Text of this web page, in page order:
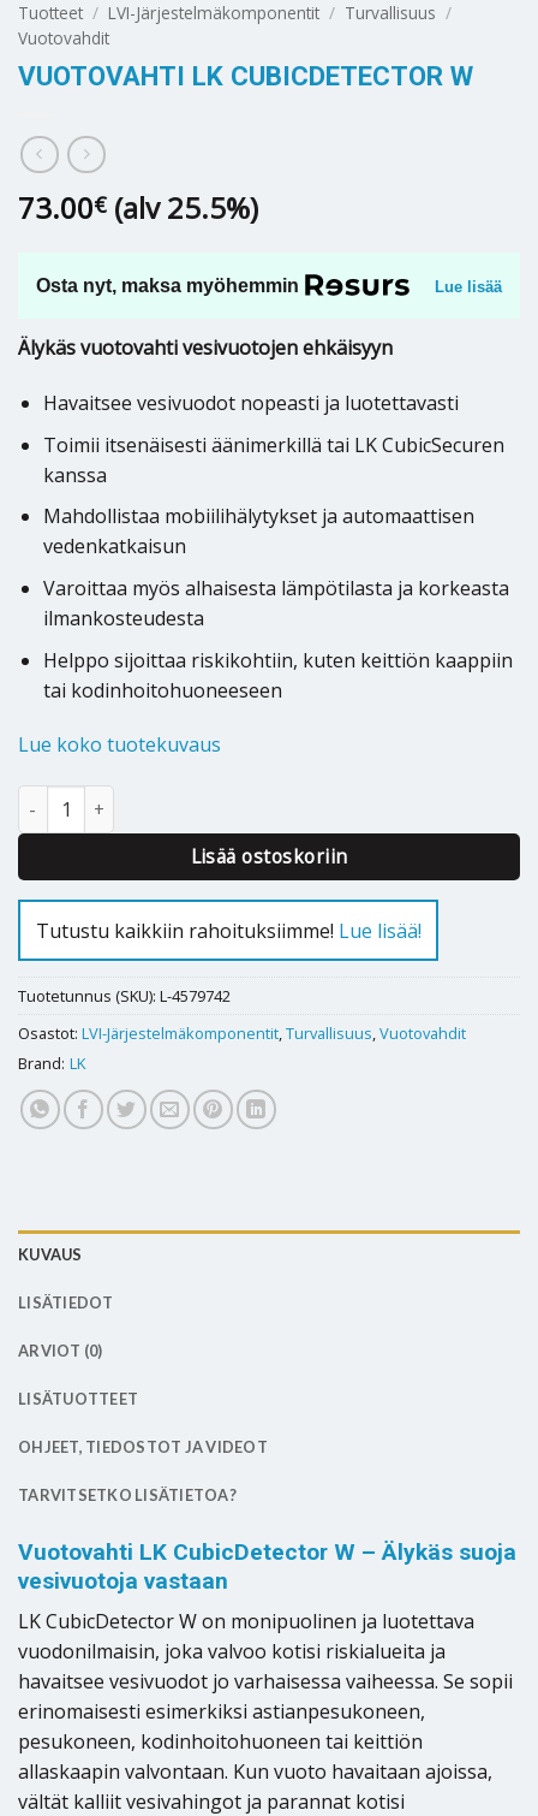
Tuotteet / LVI-Järjestelmäkomponentit / Turvallisuus /
Vuotovahdit
VUOTOVAHTI LK CUBICDETECTOR W
73.00€ (alv 25.5%)
Osta nyt, maksa myöhemmin Lue lisää
Älykäs vuotovahti vesivuotojen ehkäisyyn
Havaitsee vesivuodot nopeasti ja luotettavasti
Toimii itsenäisesti äänimerkillä tai LK CubicSecuren
kanssa
Mahdollistaa mobiilihälytykset ja automaattisen
vedenkatkaisun
Varoittaa myös alhaisesta lämpötilasta ja korkeasta
ilmankosteudesta
Helppo sijoittaa riskikohtiin, kuten keittiön kaappiin
tai kodinhoitohuoneeseen
Lue koko tuotekuvaus
Vuotovahti LK CubicDetector W määrä
Lisää ostoskoriin
Tutustu kaikkiin rahoituksiimme! Lue lisää!
Tuotetunnus (SKU): L-4579742
Osastot: LVI-Järjestelmäkomponentit Turvallisuus Vuotovahdit
Brand: LK
KUVAUS
LISÄTIEDOT
ARVIOT (0)
LISÄTUOTTEET
OHJEET, TIEDOSTOT JA VIDEOT
TARVITSETKO LISÄTIETOA?
Vuotovahti LK CubicDetector W – Älykäs suoja
vesivuotoja vastaan
LK CubicDetector W on monipuolinen ja luotettava
vuodonilmaisin, joka valvoo kotisi riskialueita ja
havaitsee vesivuodot jo varhaisessa vaiheessa. Se sopii
erinomaisesti esimerkiksi astianpesukoneen,
pesukoneen, kodinhoitohuoneen tai keittiön
allaskaapin valvontaan. Kun vuoto havaitaan ajoissa,
vältät kalliit vesivahingot ja parannat kotisi